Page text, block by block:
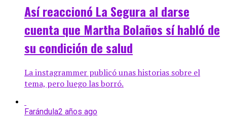
Así reaccionó La Segura al darse
cuenta que Martha Bolaños sí habló de
su condición de salud
La instagrammer publicó unas historias sobre el
tema, pero luego las borró.
Farándula2 años ago